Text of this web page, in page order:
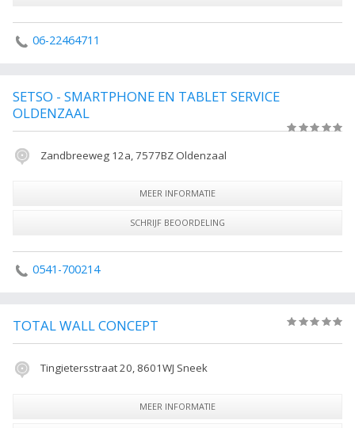
06-22464711
SETSO - SMARTPHONE EN TABLET SERVICE
OLDENZAAL
Zandbreeweg 12a, 7577BZ Oldenzaal
MEER INFORMATIE
SCHRIJF BEOORDELING
0541-700214
TOTAL WALL CONCEPT
Tingietersstraat 20, 8601WJ Sneek
MEER INFORMATIE